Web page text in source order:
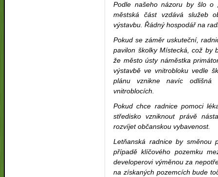
Podle našeho názoru by šlo o
městská část vzdává služeb
výstavbu. Řádný hospodář na
Pokud se záměr uskuteční,
pavilon školky Místecká, což by
že město ústy náměstka
výstavbě ve vnitrobloku vedle
plánu vznikne navíc
vnitroblocích.
Pokud chce radnice pomoci
středisko vzniknout právě
rozvíjet občanskou vybavenost.
Letňanská radnice by směnou
případě klíčového pozemku
developerovi výměnou za
na získaných pozemcích bude